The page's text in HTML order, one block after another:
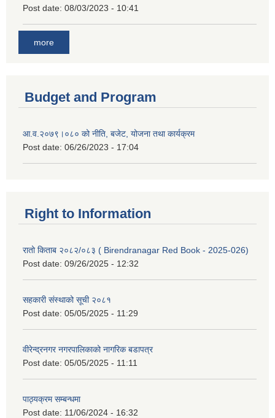
Post date: 08/03/2023 - 10:41
more
Budget and Program
आ.व.२०७९।०८० को नीति, बजेट, योजना तथा कार्यक्रम
Post date: 06/26/2023 - 17:04
Right to Information
रातो किताब २०८२/०८३ ( Birendranagar Red Book - 2025-026)
Post date: 09/26/2025 - 12:32
सहकारी संस्थाको सूची २०८१
Post date: 05/05/2025 - 11:29
वीरेन्द्रनगर नगरपालिकाको नागरिक बडापत्र
Post date: 05/05/2025 - 11:11
पाठ्यक्रम सम्बन्धमा
Post date: 11/06/2024 - 16:32